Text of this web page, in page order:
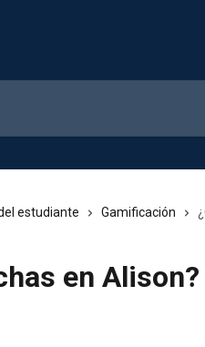
estudiante Gamificación
en Alison?